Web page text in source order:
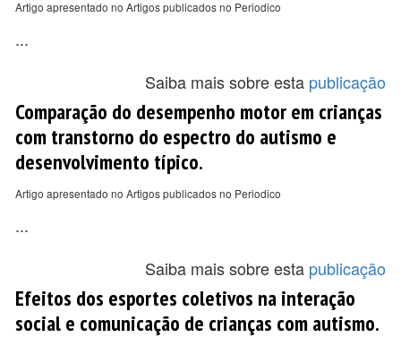
Artigo apresentado no Artigos publicados no Periodico
...
Saiba mais sobre esta publicação
Comparação do desempenho motor em crianças
com transtorno do espectro do autismo e
desenvolvimento típico.
Artigo apresentado no Artigos publicados no Periodico
...
Saiba mais sobre esta publicação
Efeitos dos esportes coletivos na interação
social e comunicação de crianças com autismo.